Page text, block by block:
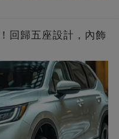
回歸五座設計，內飾